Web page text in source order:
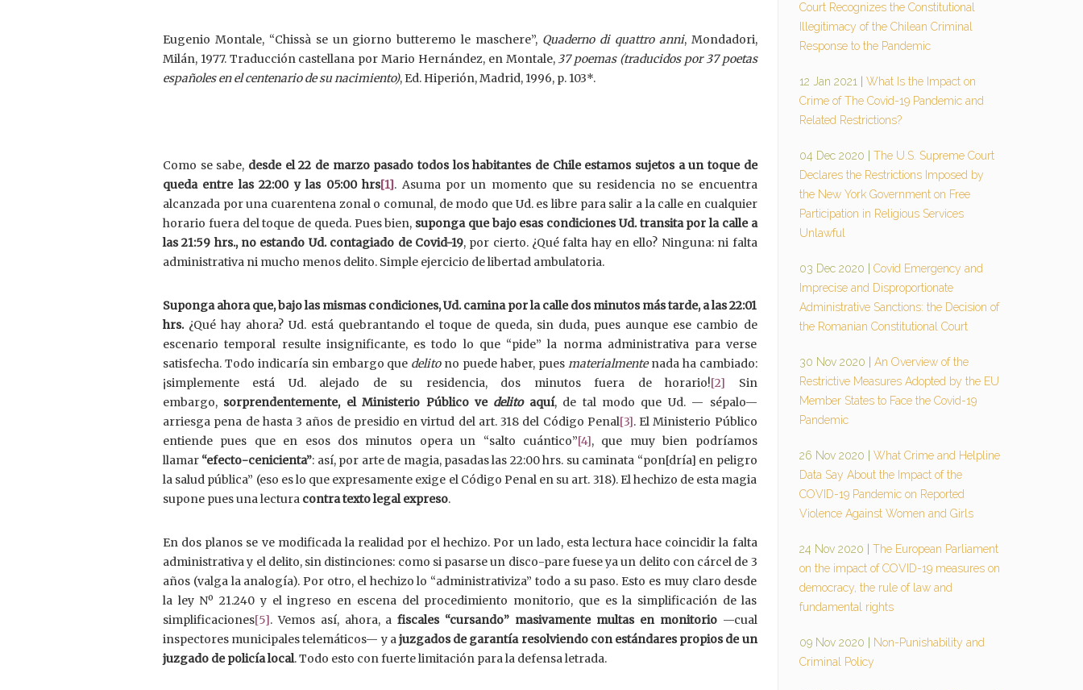
Eugenio Montale, “Chissà se un giorno butteremo le maschere”, Quaderno di quattro anni, Mondadori,
Milán, 1977. Traducción castellana por Mario Hernández, en Montale, 37 poemas (traducidos por 37 poetas
españoles en el centenario de su nacimiento), Ed. Hiperión, Madrid, 1996, p. 103*.
Como se sabe, desde el 22 de marzo pasado todos los habitantes de Chile estamos sujetos a un toque de
queda entre las 22:00 y las 05:00 hrs[1]. Asuma por un momento que su residencia no se encuentra
alcanzada por una cuarentena zonal o comunal, de modo que Ud. es libre para salir a la calle en cualquier
horario fuera del toque de queda. Pues bien, suponga que bajo esas condiciones Ud. transita por la calle a
las 21:59 hrs., no estando Ud. contagiado de Covid-19, por cierto. ¿Qué falta hay en ello? Ninguna: ni falta
administrativa ni mucho menos delito. Simple ejercicio de libertad ambulatoria.
Suponga ahora que, bajo las mismas condiciones, Ud. camina por la calle dos minutos más tarde, a las 22:01
hrs. ¿Qué hay ahora? Ud. está quebrantando el toque de queda, sin duda, pues aunque ese cambio de
escenario temporal resulte insignificante, es todo lo que “pide” la norma administrativa para verse
satisfecha. Todo indicaría sin embargo que delitono puede haber, pues materialmentenada ha cambiado:
¡simplemente está Ud. alejado de su residencia, dos minutos fuera de horario![2] Sin
embargo, sorprendentemente, el Ministerio Público ve delitoaquí, de tal modo que Ud. — sépalo—
arriesga pena de hasta 3 años de presidio en virtud del art. 318 del Código Penal[3]. El Ministerio Público
entiende pues que en esos dos minutos opera un “salto cuántico”[4], que muy bien podríamos
llamar “efecto-cenicienta”: así, por arte de magia, pasadas las 22:00 hrs. su caminata “pon[dría] en peligro
la salud pública” (eso es lo que expresamente exige el Código Penal en su art. 318). El hechizo de esta magia
supone pues una lectura contra texto legal expreso.
En dos planos se ve modificada la realidad por el hechizo. Por un lado, esta lectura hace coincidir la falta
administrativa y el delito, sin distinciones: como si pasarse un disco-pare fuese ya un delito con cárcel de 3
años (valga la analogía). Por otro, el hechizo lo “administrativiza” todo a su paso. Esto es muy claro desde
la ley Nº 21.240 y el ingreso en escena del procedimiento monitorio, que es la simplificación de las
simplificaciones[5]. Vemos así, ahora, afiscales “cursando” masivamente multas en monitorio—cual
inspectores municipales telemáticos— y ajuzgados de garantía resolviendo con estándares propios de un
juzgado de policía local. Todo esto con fuerte limitación para la defensa letrada.
Court Recognizes the Constitutional
Illegitimacy of the Chilean Criminal
Response to the Pandemic
12 Jan 2021
What Is the Impact on
Crime of The Covid-19 Pandemic and
Related Restrictions?
04 Dec 2020
The U.S. Supreme Court
Declares the Restrictions Imposed by
the New York Government on Free
Participation in Religious Services
Unlawful
03 Dec 2020
Covid Emergency and
Imprecise and Disproportionate
Administrative Sanctions: the Decision of
the Romanian Constitutional Court
30 Nov 2020
An Overview of the
Restrictive Measures Adopted by the EU
Member States to Face the Covid-19
Pandemic
26 Nov 2020
What Crime and Helpline
Data Say About the Impact of the
COVID-19 Pandemic on Reported
Violence Against Women and Girls
24 Nov 2020
The European Parliament
on the impact of COVID-19 measures on
democracy, the rule of law and
fundamental rights
09 Nov 2020
Non-Punishability and
Criminal Policy